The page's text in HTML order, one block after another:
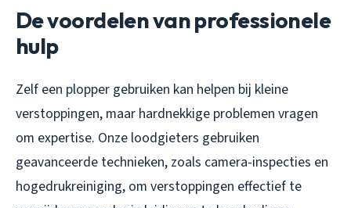
De voordelen van professionele
hulp
Zelf een plopper gebruiken kan helpen bij kleine
verstoppingen, maar hardnekkige problemen vragen
om expertise. Onze loodgieters gebruiken
geavanceerde technieken, zoals camera-inspecties en
hogedrukreiniging, om verstoppingen effectief te